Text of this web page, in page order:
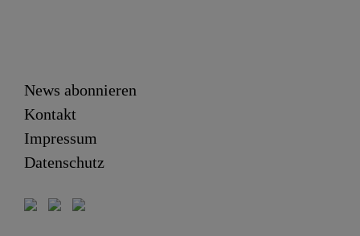
News abonnieren
Kontakt
Impressum
Datenschutz